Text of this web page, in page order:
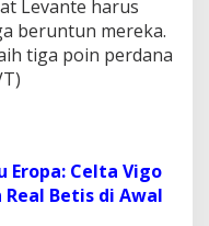
Levante harus
beruntun mereka.
tiga poin perdana
Eropa: Celta Vigo
Betis di Awal